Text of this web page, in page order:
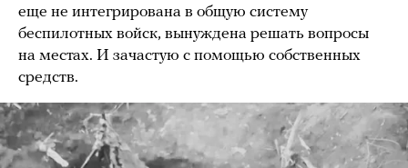
еще не интегрирована в общую систему
беспилотных войск, вынуждена решать вопросы
на местах. И зачастую с помощью собственных
средств.